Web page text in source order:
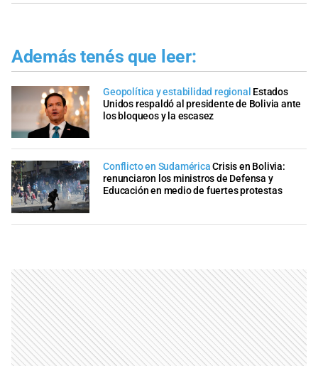
Además tenés que leer:
Geopolítica y estabilidad regional Estados
Unidos respaldó al presidente de Bolivia ante
los bloqueos y la escasez
Conflicto en Sudamérica Crisis en Bolivia:
renunciaron los ministros de Defensa y
Educación en medio de fuertes protestas